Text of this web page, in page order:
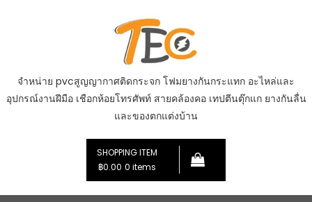
จำหน่าย pvcสูญญากาศติดกระจก โฟมยางกันกระแทก อะไหล่และ
อุปกรณ์งานฝีมือ เชือกห้อยโทรศัพท์ สายคล้องคอ เทปตีนตุ๊กแก ยางกันลื่น
และของตกแต่งบ้าน
SHOPPING ITEM
฿0.00 0 items